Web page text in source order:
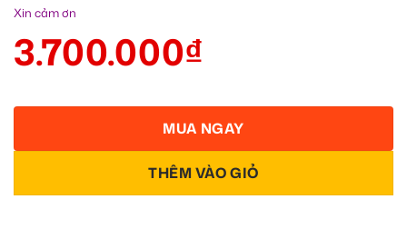
Xin cảm ơn
3.700.000₫
THÊM VÀO GIỎ
MUA NGAY